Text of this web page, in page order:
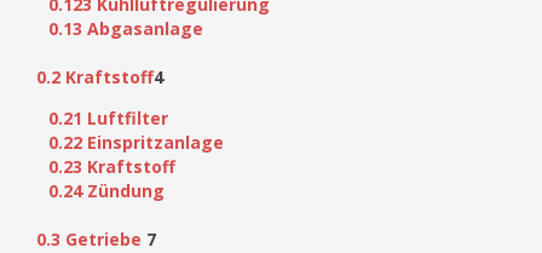
0.13 Abgasanlage
0.2 Kraftstoff4
0.21 Luftfilter
0.22 Einspritzanlage
0.23 Kraftstoff
0.24 Zündung
0.3 Getriebe 7